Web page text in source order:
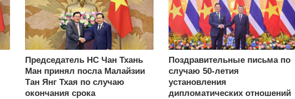
Председатель НС Чан Тхань
Ман принял посла Малайзии
Тан Янг Тхая по случаю
окончания срока
Поздравительные письма по
случаю 50-летия
установления
дипломатических отношений